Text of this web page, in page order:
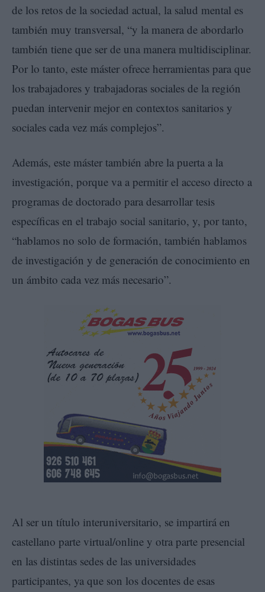
de los retos de la sociedad actual, la salud mental es
también muy transversal, “y la manera de abordarlo
también tiene que ser de una manera multidisciplinar.
Por lo tanto, este máster ofrece herramientas para que
los trabajadores y trabajadoras sociales de la región
puedan intervenir mejor en contextos sanitarios y
sociales cada vez más complejos”.
Además, este máster también abre la puerta a la
investigación, porque va a permitir el acceso directo a
programas de doctorado para desarrollar tesis
específicas en el trabajo social sanitario, y, por tanto,
“hablamos no solo de formación, también hablamos
de investigación y de generación de conocimiento en
un ámbito cada vez más necesario”.
Al ser un título interuniversitario, se impartirá en
castellano parte virtual/online y otra parte presencial
en las distintas sedes de las universidades
participantes, ya que son los docentes de esas